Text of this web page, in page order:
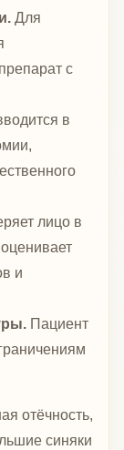
Для
с
в
лицо в
и
Пациент
отёчность,
синяки